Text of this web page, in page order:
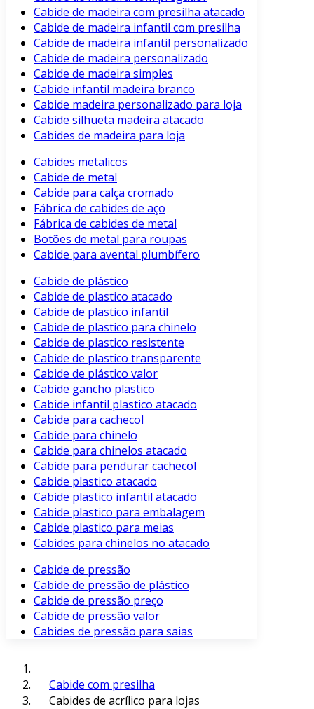
Cabide de madeira com presilha atacado
Cabide de madeira infantil com presilha
Cabide de madeira infantil personalizado
Cabide de madeira personalizado
Cabide de madeira simples
Cabide infantil madeira branco
Cabide madeira personalizado para loja
Cabide silhueta madeira atacado
Cabides de madeira para loja
Cabides metalicos
Cabide de metal
Cabide para calça cromado
Fábrica de cabides de aço
Fábrica de cabides de metal
Botões de metal para roupas
Cabide para avental plumbífero
Cabide de plástico
Cabide de plastico atacado
Cabide de plastico infantil
Cabide de plastico para chinelo
Cabide de plastico resistente
Cabide de plastico transparente
Cabide de plástico valor
Cabide gancho plastico
Cabide infantil plastico atacado
Cabide para cachecol
Cabide para chinelo
Cabide para chinelos atacado
Cabide para pendurar cachecol
Cabide plastico atacado
Cabide plastico infantil atacado
Cabide plastico para embalagem
Cabide plastico para meias
Cabides para chinelos no atacado
Cabide de pressão
Cabide de pressão de plástico
Cabide de pressão preço
Cabide de pressão valor
Cabides de pressão para saias
Cabide com presilha
Cabides de acrílico para lojas